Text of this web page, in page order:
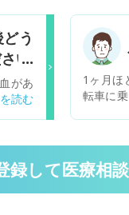
痛み
かと
どなの
すが、
る今、
かわる
か迷っ
もよい
ること
う
い
があ
視鏡
出血
たら
ださ
1ヶ月ほ
転車に
いため
ニルト
た。現
ぼなく
録して医療相